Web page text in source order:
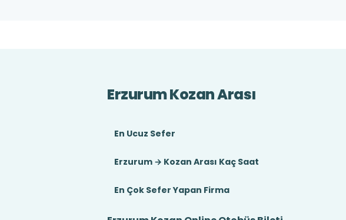
Erzurum Kozan Arası
En Ucuz Sefer
Erzurum → Kozan Arası Kaç Saat
En Çok Sefer Yapan Firma